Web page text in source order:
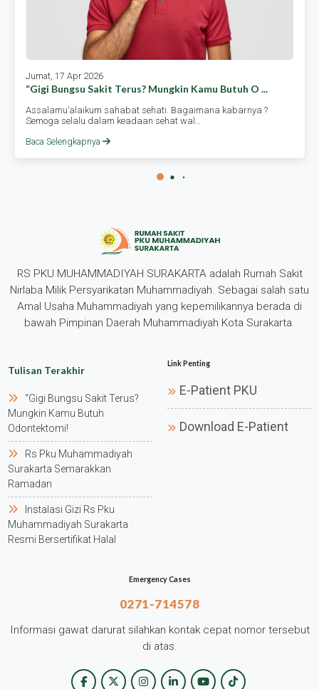
Jumat, 17 Apr 2026
“gigi Bungsu Sakit Terus? Mungkin Kamu Butuh O ...
Assalamu’alaikum sahabat sehati. Bagaimana kabarnya ?
Semoga selalu dalam keadaan sehat wal…
Baca Selengkapnya
RS PKU MUHAMMADIYAH SURAKARTA adalah Rumah Sakit
Nirlaba Milik Persyarikatan Muhammadiyah. Sebagai salah satu
Amal Usaha Muhammadiyah yang kepemilikannya berada di
bawah Pimpinan Daerah Muhammadiyah Kota Surakarta.
Tulisan Terakhir
“gigi Bungsu Sakit Terus?
Mungkin Kamu Butuh
Odontektomi!
Rs Pku Muhammadiyah
Surakarta Semarakkan
Ramadan
Instalasi Gizi Rs Pku
Muhammadiyah Surakarta
Resmi Bersertifikat Halal
Link Penting
E-Patient PKU
Download E-Patient
Emergency Cases
0271-714578
Informasi gawat darurat silahkan kontak cepat nomor tersebut
di atas.